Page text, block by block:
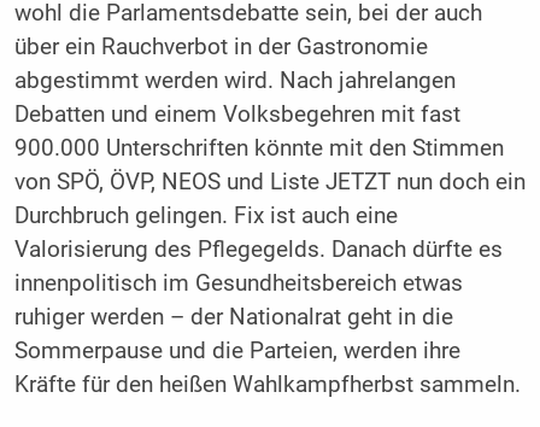
wohl die Parlamentsdebatte sein, bei der auch
über ein Rauchverbot in der Gastronomie
abgestimmt werden wird. Nach jahrelangen
Debatten und einem Volksbegehren mit fast
900.000 Unterschriften könnte mit den Stimmen
von SPÖ, ÖVP, NEOS und Liste JETZT nun doch ein
Durchbruch gelingen. Fix ist auch eine
Valorisierung des Pflegegelds. Danach dürfte es
innenpolitisch im Gesundheitsbereich etwas
ruhiger werden – der Nationalrat geht in die
Sommerpause und die Parteien, werden ihre
Kräfte für den heißen Wahlkampfherbst sammeln.